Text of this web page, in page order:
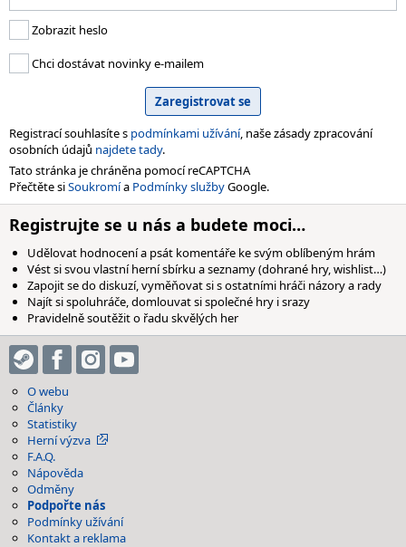
Zobrazit heslo
Chci dostávat novinky e-mailem
Registrací souhlasíte s podmínkami užívání, naše zásady zpracování
osobních údajů najdete tady.
Tato stránka je chráněna pomocí reCAPTCHA
Přečtěte siSoukromía Podmínky službyGoogle.
Registrujte se u nás a budete moci…
Udělovat hodnocení a psát komentáře ke svým oblíbeným hrám
Vést si svou vlastní herní sbírku a seznamy (dohrané hry, wishlist…)
Zapojit se do diskuzí, vyměňovat si s ostatními hráči názory a rady
Najít si spoluhráče, domlouvat si společné hry i srazy
Pravidelně soutěžit o řadu skvělých her
O webu
Články
Statistiky
Herní výzva
F.A.Q.
Nápověda
Odměny
Podpořte nás
Podmínky užívání
Kontakt a reklama